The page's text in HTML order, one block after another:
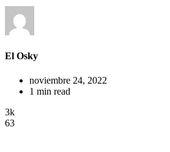
El Osky
noviembre 24, 2022
1 min read
3k
63